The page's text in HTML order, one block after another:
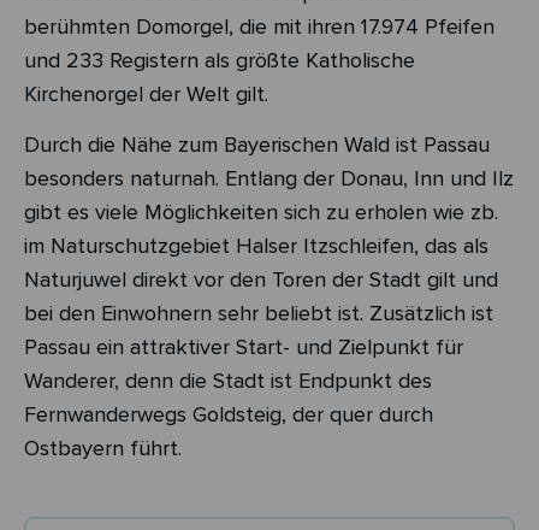
berühmten Domorgel, die mit ihren 17.974 Pfeifen
und 233 Registern als größte Katholische
Kirchenorgel der Welt gilt.
Durch die Nähe zum Bayerischen Wald ist Passau
besonders naturnah. Entlang der Donau, Inn und Ilz
gibt es viele Möglichkeiten sich zu erholen wie zb.
im Naturschutzgebiet Halser Itzschleifen, das als
Naturjuwel direkt vor den Toren der Stadt gilt und
bei den Einwohnern sehr beliebt ist. Zusätzlich ist
Passau ein attraktiver Start- und Zielpunkt für
Wanderer, denn die Stadt ist Endpunkt des
Fernwanderwegs Goldsteig, der quer durch
Ostbayern führt.